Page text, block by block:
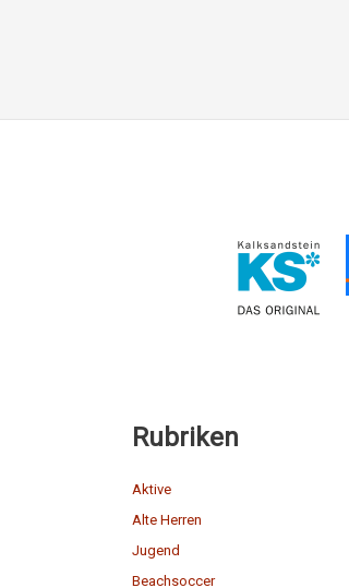
Rubriken
Aktive
Alte Herren
Jugend
Beachsoccer